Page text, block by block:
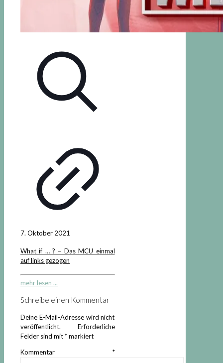
7. Oktober 2021
What if … ? – Das MCU einmal
auf links gezogen
mehr lesen ...
Schreibe einen Kommentar
Deine E-Mail-Adresse wird nicht
veröffentlicht.
Erforderliche
Felder sind mit*markiert
Kommentar *